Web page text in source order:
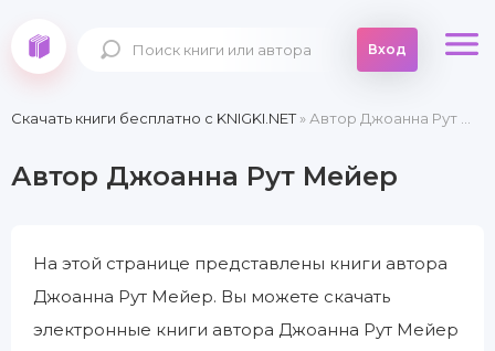
Вход
Скачать книги бесплатно c KNIGKI.NET» Автор Джоанна Рут Мейер
Автор Джоанна Рут Мейер
На этой странице представлены книги автора
Джоанна Рут Мейер. Вы можете скачать
электронные книги автора Джоанна Рут Мейер